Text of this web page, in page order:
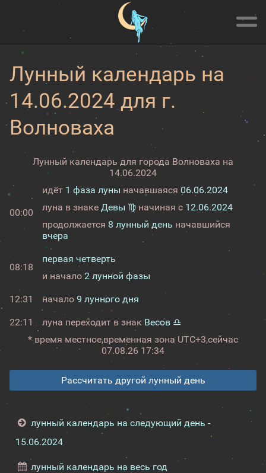
Лунный календарь на
14.06.2024 для г.
Волноваха
Лунный календарь для города Волноваха на
14.06.2024
00:00
идёт 1 фаза луны начавшаяся 06.06.2024
луна в знаке Девы ♍ начиная с 12.06.2024
продолжается 8 лунный день начавшийся
вчера
08:18
первая четверть
и начало 2 лунной фазы
12:31 начало 9 лунного дня
22:11 луна переходит в знак Весов ♎
* время местное,временная зона UTC+3,сейчас
07.08.26 17:34
Рассчитать другой лунный день
лунный календарь на следующий день -
15.06.2024
лунный календарь на весь год